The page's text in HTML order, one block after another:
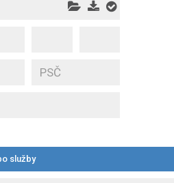
služby